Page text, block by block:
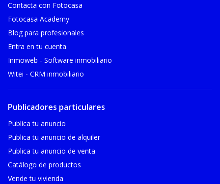
Contacta con Fotocasa
Fotocasa Academy
Blog para profesionales
Entra en tu cuenta
Inmoweb - Software inmobiliario
Witei - CRM inmobiliario
Publicadores particulares
Publica tu anuncio
Publica tu anuncio de alquiler
Publica tu anuncio de venta
Catálogo de productos
Vende tu vivienda